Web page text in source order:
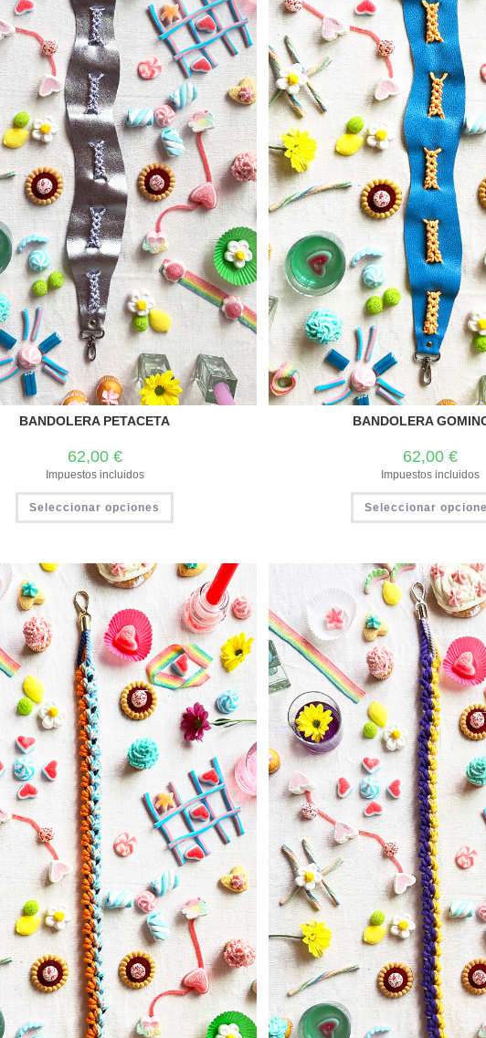
BANDOLERA PETACETA
62,00 €
Impuestos incluidos
Seleccionar opciones
BANDOLERA
62,00 €
Impuestos incluidos
Seleccionar